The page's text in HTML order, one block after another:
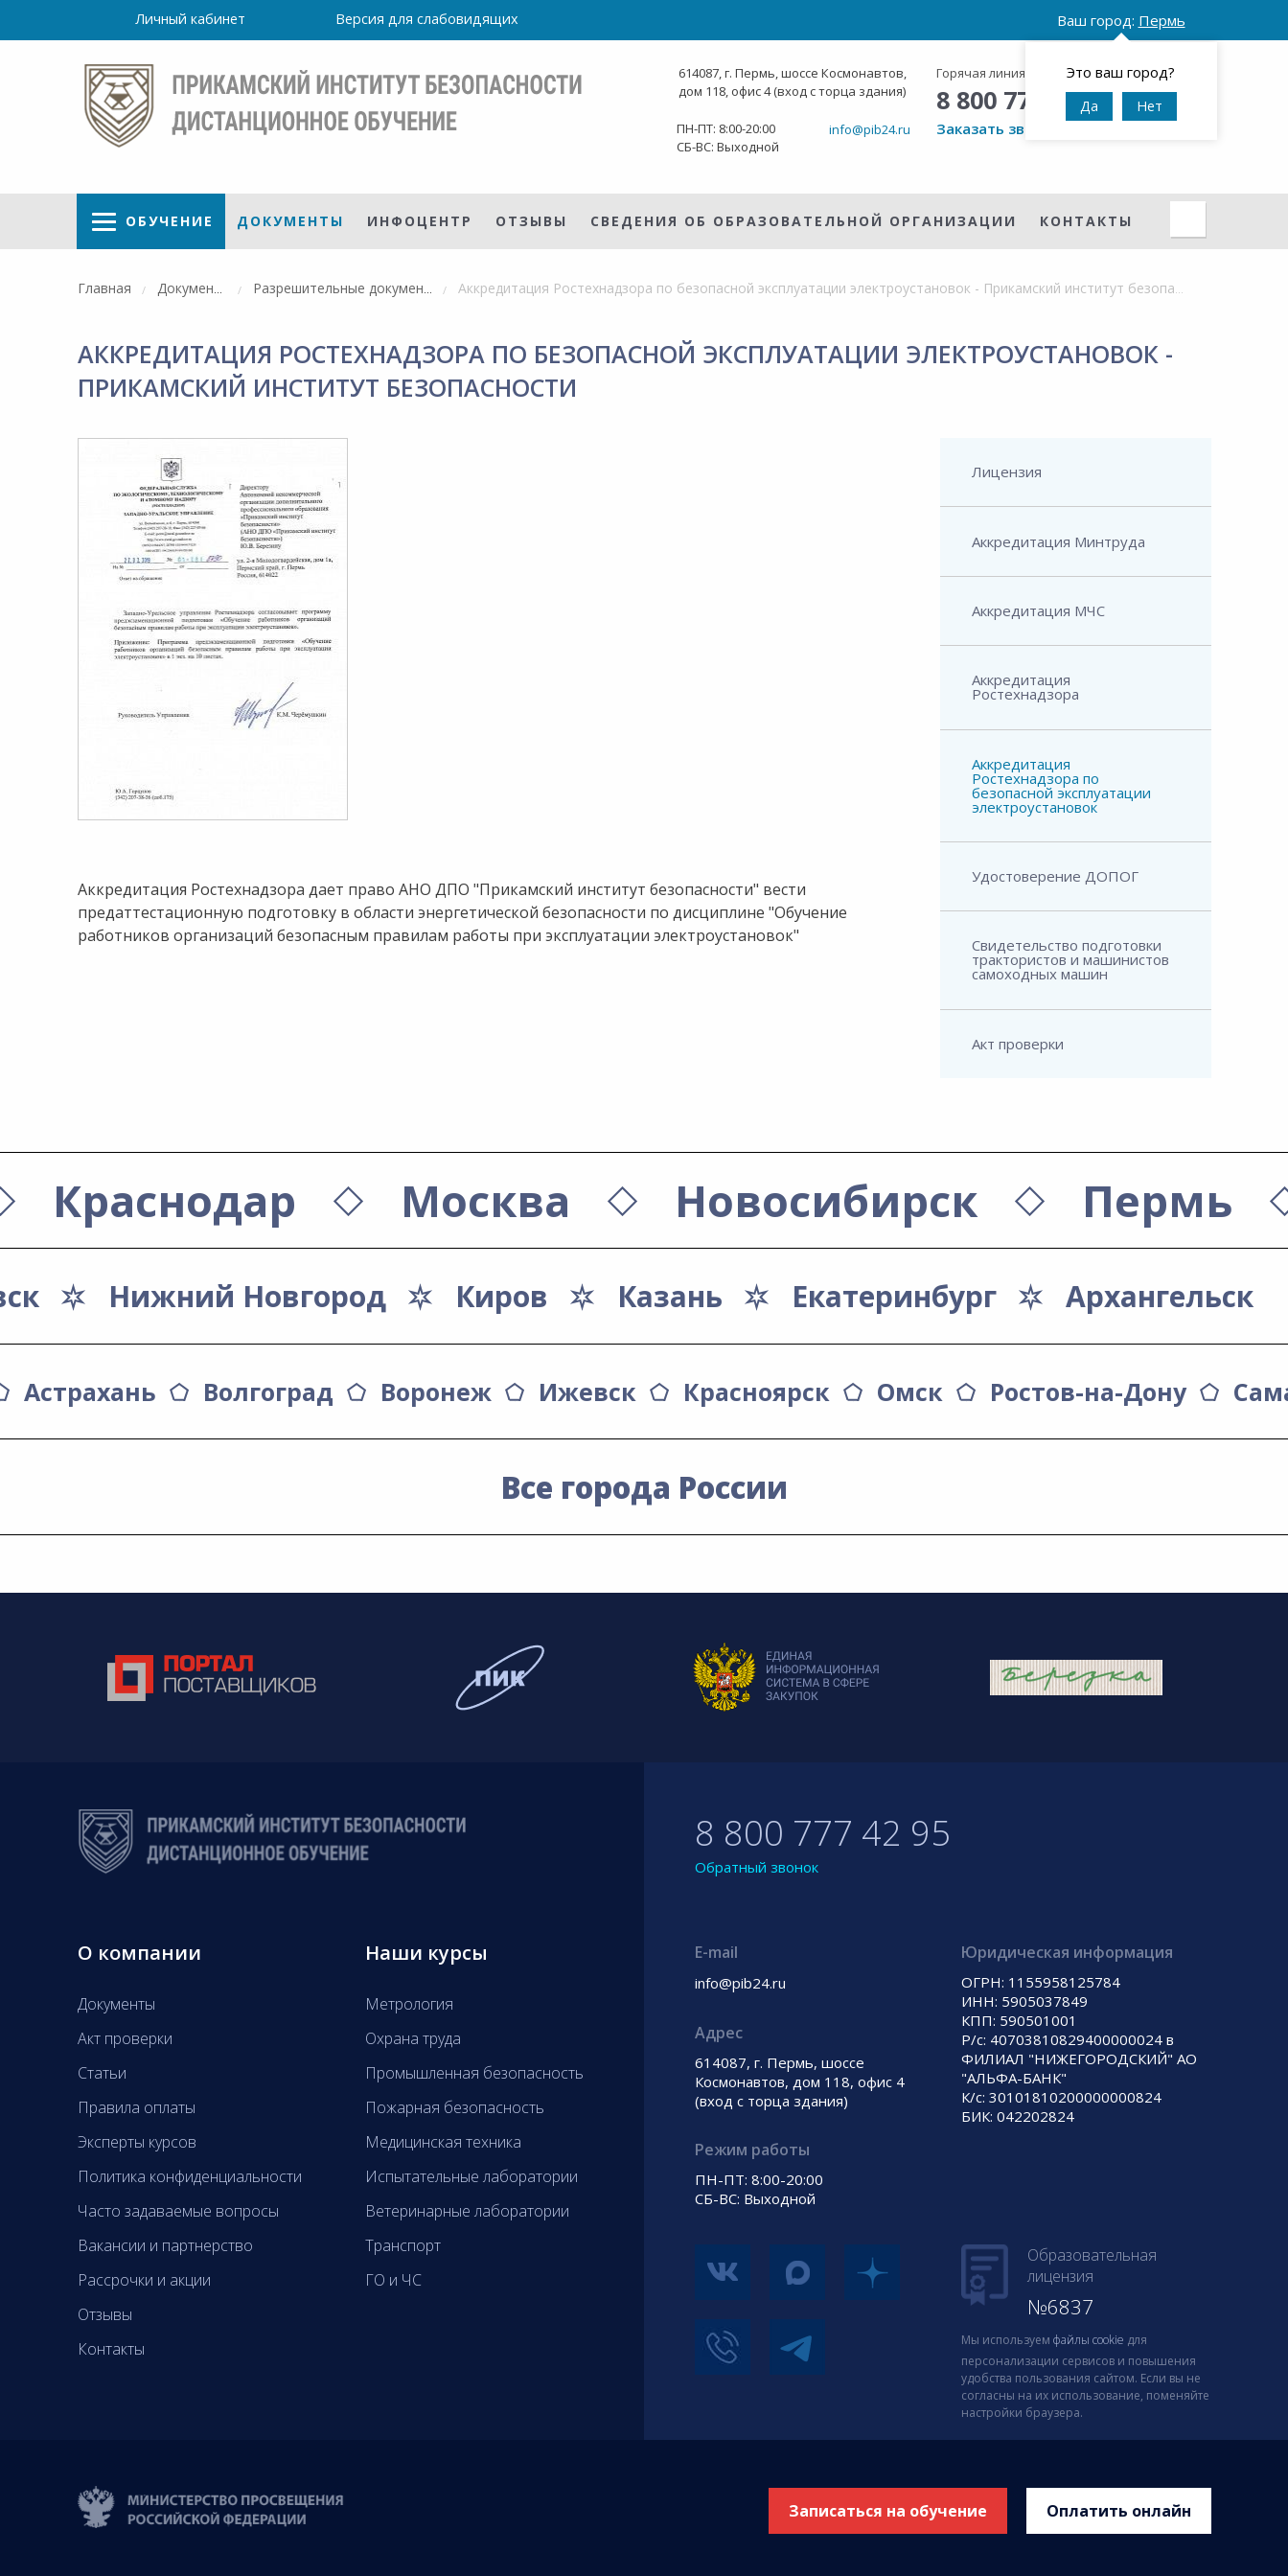
Режим
работы
Института
Личный кабинет Версия для слабовидящих Ваш город: Пермь
Это ваш город?
Да Нет
614087, г. Пермь, шоссе Космонавтов,
дом 118, офис 4 (вход с торца здания)
ПН-ПТ: 8:00-20:00
СБ-ВС: Выходной
info@pib24.ru
Горячая линия: Круглосуточно
8 800 777 42 95
Заказать звонок
ОБУЧЕНИЕ ДОКУМЕНТЫ ИНФОЦЕНТР ОТЗЫВЫ СВЕДЕНИЯ ОБ ОБРАЗОВАТЕЛЬНОЙ ОРГАНИЗАЦИИ КОНТАКТЫ
Главная Документы Разрешительные документы Аккредитация Ростехнадзора по безопасной эксплуатации электроустановок - Прикамский институт безопасности
АККРЕДИТАЦИЯ РОСТЕХНАДЗОРА ПО БЕЗОПАСНОЙ ЭКСПЛУАТАЦИИ ЭЛЕКТРОУСТАНОВОК -
ПРИКАМСКИЙ ИНСТИТУТ БЕЗОПАСНОСТИ
Аккредитация Ростехнадзора дает право АНО ДПО "Прикамский институт безопасности" вести
предаттестационную подготовку в области энергетической безопасности по дисциплине "Обучение
работников организаций безопасным правилам работы при эксплуатации электроустановок"
Лицензия
Аккредитация Минтруда
Аккредитация МЧС
Аккредитация
Ростехнадзора
Аккредитация
Ростехнадзора по
безопасной эксплуатации
электроустановок
Удостоверение ДОПОГ
Свидетельство подготовки
трактористов и машинистов
самоходных машин
Акт проверки
Краснодар Москва Новосибирск Пермь
Архангельск
Екатеринбург
Казань
Киров
Нижний Новгород
Астрахань Волгоград Воронеж Ижевск Красноярск Омск Ростов-на-Дону
Все города России
О компании
Документы
Акт проверки
Статьи
Правила оплаты
Эксперты курсов
Политика конфиденциальности
Часто задаваемые вопросы
Вакансии и партнерство
Рассрочки и акции
Отзывы
Контакты
Наши курсы
Метрология
Охрана труда
Промышленная безопасность
Пожарная безопасность
Медицинская техника
Испытательные лаборатории
Ветеринарные лаборатории
Транспорт
ГО и ЧС
8 800 777 42 95
Обратный звонок
E-mail
info@pib24.ru
Адрес
614087, г. Пермь, шоссе
Космонавтов, дом 118, офис 4
(вход с торца здания)
Режим работы
ПН-ПТ: 8:00-20:00
СБ-ВС: Выходной
Юридическая информация
ОГРН: 1155958125784
ИНН: 5905037849
КПП: 590501001
Р/с: 40703810829400000024 в
ФИЛИАЛ "НИЖЕГОРОДСКИЙ" АО
"АЛЬФА-БАНК"
К/с: 30101810200000000824
БИК: 042202824
Образовательная
лицензия
№6837
Мы используем файлы cookie для
персонализации сервисов и повышения
удобства пользования сайтом. Если вы не
согласны на их использование, поменяйте
настройки браузера.
Записаться на обучение Оплатить онлайн